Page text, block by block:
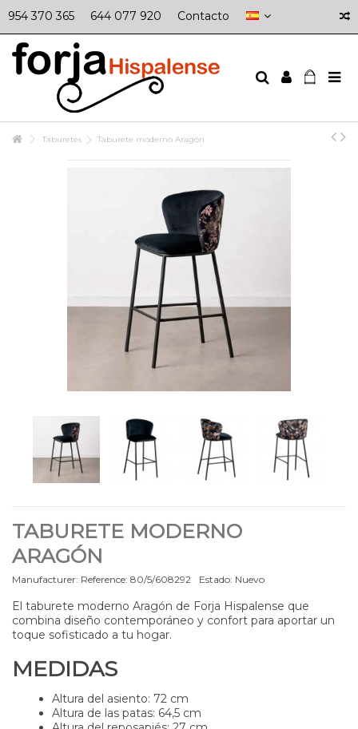
954 370 365 644 077 920 Contacto
Taburetes Taburete moderno Aragón
TABURETE MODERNO
ARAGÓN
Manufacturer: Reference: 80/5/608292 Estado: Nuevo
El taburete moderno​ Aragón de Forja Hispalense que
combina diseño contemporáneo y confort para aportar un
toque sofisticado a tu hogar.
MEDIDAS
Altura del asiento: 72 cm
Altura de las patas: 64,5 cm